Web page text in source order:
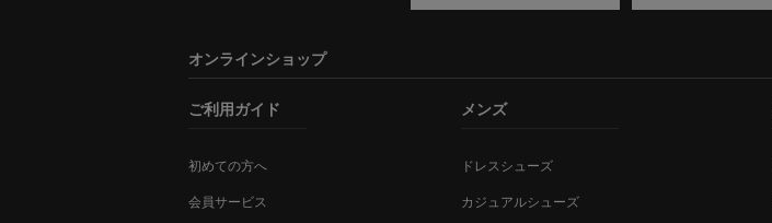
オンラインショップ
ご利用ガイド
初めての方へ
会員サービス
メンズ
ドレスシューズ
カジュアルシューズ